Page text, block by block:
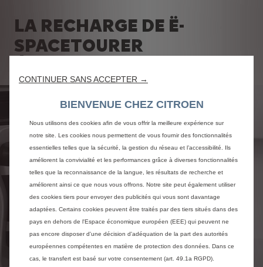
LA RECHARGE DE Ë-
SPACETOURER
CONTINUER SANS ACCEPTER →
BIENVENUE CHEZ CITROEN
Nous utilisons des cookies afin de vous offrir la meilleure expérience sur
notre site. Les cookies nous permettent de vous fournir des fonctionnalités
essentielles telles que la sécurité, la gestion du réseau et l’accessibilité. Ils
améliorent la convivialité et les performances grâce à diverses fonctionnalités
telles que la reconnaissance de la langue, les résultats de recherche et
améliorent ainsi ce que nous vous offrons. Notre site peut également utiliser
des cookies tiers pour envoyer des publicités qui vous sont davantage
adaptées. Certains cookies peuvent être traités par des tiers situés dans des
pays en dehors de l'Espace économique européen (EEE) qui peuvent ne
pas encore disposer d'une décision d'adéquation de la part des autorités
européennes compétentes en matière de protection des données. Dans ce
cas, le transfert est basé sur votre consentement (art. 49.1a RGPD).